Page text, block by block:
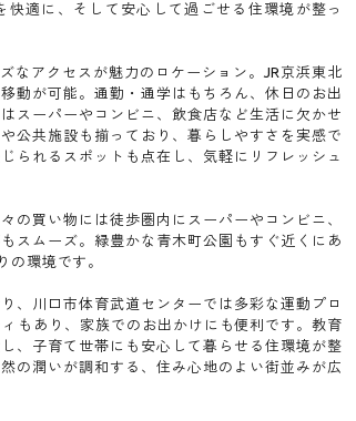
適に、そして安心して過ごせる住環境が整っ
なアクセスが魅力のロケーション。JR京浜東北
動が可能。通勤・通学はもちろん、休日のお出
スーパーやコンビニ、飲食店など生活に欠かせ
公共施設も揃っており、暮らしやすさを実感で
られるスポットも点在し、気軽にリフレッシュ
の買い物には徒歩圏内にスーパーやコンビニ、
スムーズ。緑豊かな青木町公園もすぐ近くにあ
の環境です。
、川口市体育武道センターでは多彩な運動プロ
もあり、家族でのお出かけにも便利です。教育
、子育て世帯にも安心して暮らせる住環境が整
の潤いが調和する、住み心地のよい街並みが広